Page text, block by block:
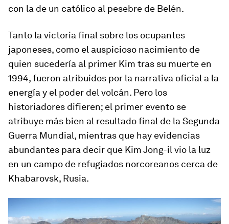
con la de un católico al pesebre de Belén.
Tanto la victoria final sobre los ocupantes
japoneses, como el auspicioso nacimiento de
quien sucedería al primer Kim tras su muerte en
1994, fueron atribuidos por la narrativa oficial a la
energía y el poder del volcán. Pero los
historiadores difieren; el primer evento se
atribuye más bien al resultado final de la Segunda
Guerra Mundial, mientras que hay evidencias
abundantes para decir que Kim Jong-il vio la luz
en un campo de refugiados norcoreanos cerca de
Khabarovsk, Rusia.